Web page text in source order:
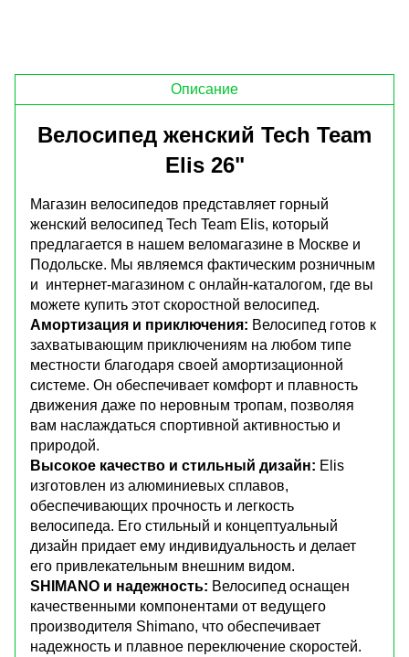
Описание
Велосипед женский Tech Team
Elis 26"
Магазин велосипедов представляет горный
женский велосипед Tech Team Elis, который
предлагается в нашем веломагазине в Москве и
Подольске. Мы являемся фактическим розничным
и интернет-магазином с онлайн-каталогом, где вы
можете купить этот скоростной велосипед.
Амортизация и приключения: Велосипед готов к
захватывающим приключениям на любом типе
местности благодаря своей амортизационной
системе. Он обеспечивает комфорт и плавность
движения даже по неровным тропам, позволяя
вам наслаждаться спортивной активностью и
природой.
Высокое качество и стильный дизайн: Elis
изготовлен из алюминиевых сплавов,
обеспечивающих прочность и легкость
велосипеда. Его стильный и концептуальный
дизайн придает ему индивидуальность и делает
его привлекательным внешним видом.
SHIMANO и надежность: Велосипед оснащен
качественными компонентами от ведущего
производителя Shimano, что обеспечивает
надежность и плавное переключение скоростей.